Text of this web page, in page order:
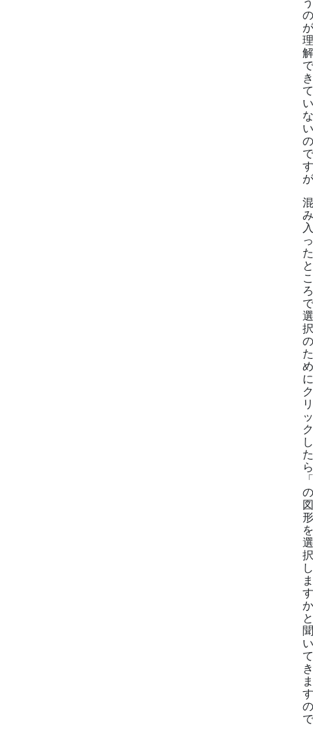
う
の
が
理
解
で
き
て
い
な
い
の
で
す
が
混
み
入
っ
た
と
こ
ろ
で
選
択
の
た
め
に
ク
リ
ッ
ク
し
た
ら
の
図
形
を
選
択
し
ま
す
と
聞
い
て
き
ま
す
の
で